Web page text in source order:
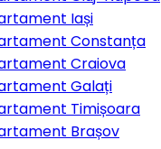
Iași
Constanța
Craiova
Galați
Timișoara
Brașov